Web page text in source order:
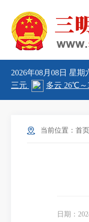
2026年08月08日 星期
当前位置： 首页
日期：